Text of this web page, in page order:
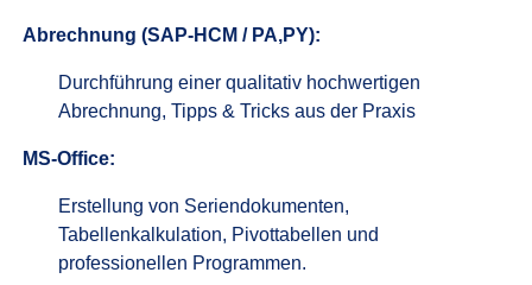
Abrechnung (SAP-HCM / PA,PY):
Durchführung einer qualitativ hochwertigen
Abrechnung, Tipps & Tricks aus der Praxis
MS-Office:
Erstellung von Seriendokumenten,
Tabellenkalkulation, Pivottabellen und
professionellen Programmen.